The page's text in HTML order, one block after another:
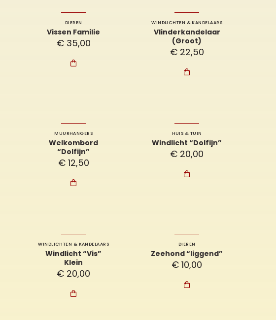
DIEREN
Vissen Familie
€35,00

WINDLICHTEN & KANDELAARS
Vlinderkandelaar
(Groot)
€22,50

MUURHANGERS
Welkombord
“Dolfijn”
€12,50

HUIS & TUIN
Windlicht “Dolfijn”
€ 20,00

WINDLICHTEN & KANDELAARS
Windlicht “Vis”
Klein
€ 20,00

DIEREN
Zeehond “liggend”
€ 10,00
